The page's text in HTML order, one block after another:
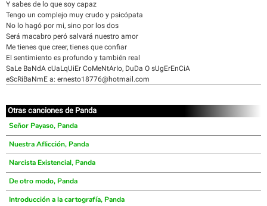
Y sabes de lo que soy capaz
Tengo un complejo muy crudo y psicópata
No lo hagó por mi, sino por los dos
Será macabro peró salvará nuestro amor
Me tienes que creer, tienes que confiar
El sentimiento es profundo y también real
SaLe BaNdA cUaLqUiEr CoMeNtArIo, DuDa O sUgErEnCiA
eScRiBaNmE a: ernesto18776@hotmail.com
Otras canciones de Panda
Señor Payaso, Panda
Nuestra Aflicción, Panda
Narcista Existencial, Panda
De otro modo, Panda
Introducción a la cartografía, Panda